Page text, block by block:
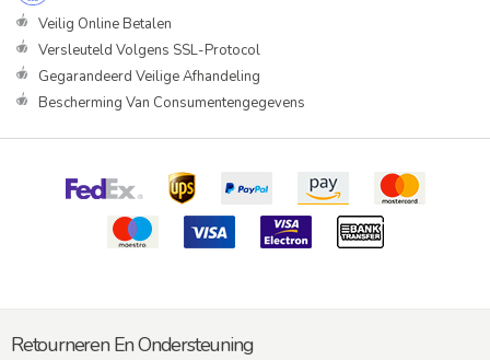
Veilig Online Betalen
Versleuteld Volgens SSL-Protocol
Gegarandeerd Veilige Afhandeling
Bescherming Van Consumentengegevens
Retourneren En Ondersteuning